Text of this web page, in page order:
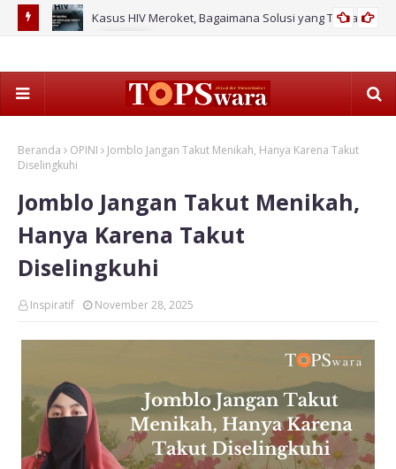
Baru Kasus HIV Meroket, Bagaimana Solusi yang Tuntas?
Beranda OPINI
Jomblo Jangan Takut Menikah, Hanya Karena Takut
Diselingkuhi
Jomblo Jangan Takut Menikah,
Hanya Karena Takut
Diselingkuhi
Inspiratif November 28, 2025